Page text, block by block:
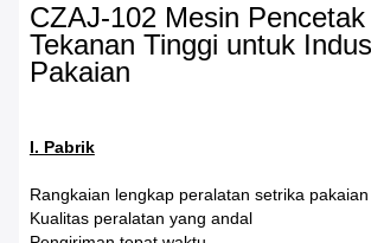
CZAJ-102 Mesin
Tekanan Tinggi untuk
Pakaian
I. Pabrik
Rangkaian lengkap peralatan setrika pakaian
Kualitas peralatan yang andal